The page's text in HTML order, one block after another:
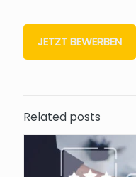
JETZT BEWERBEN
Related posts